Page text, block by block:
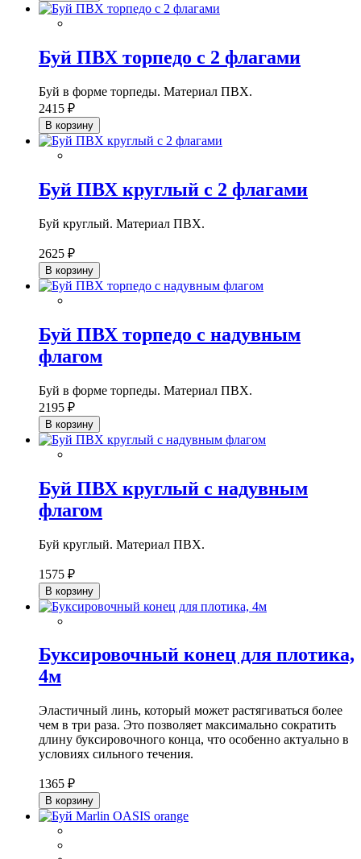
Буй ПВХ торпедо с 2 флагами
Буй в форме торпеды. Материал ПВХ.
2415 ₽
В корзину
Буй ПВХ круглый с 2 флагами
Буй круглый. Материал ПВХ.
2625 ₽
В корзину
Буй ПВХ торпедо с надувным
флагом
Буй в форме торпеды. Материал ПВХ.
2195 ₽
В корзину
Буй ПВХ круглый с надувным
флагом
Буй круглый. Материал ПВХ.
1575 ₽
В корзину
Буксировочный конец для плотика,
4м
Эластичный линь, который может растягиваться более
чем в три раза. Это позволяет максимально сократить
длину буксировочного конца, что особенно актуально в
условиях сильного течения.
1365 ₽
В корзину